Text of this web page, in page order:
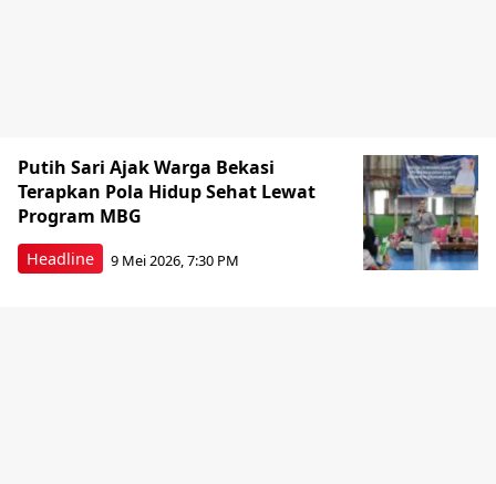
Headline
Putih Sari Ajak Warga Bekasi
Terapkan Pola Hidup Sehat Lewat
Program MBG
9 Mei 2026, 7:30 PM